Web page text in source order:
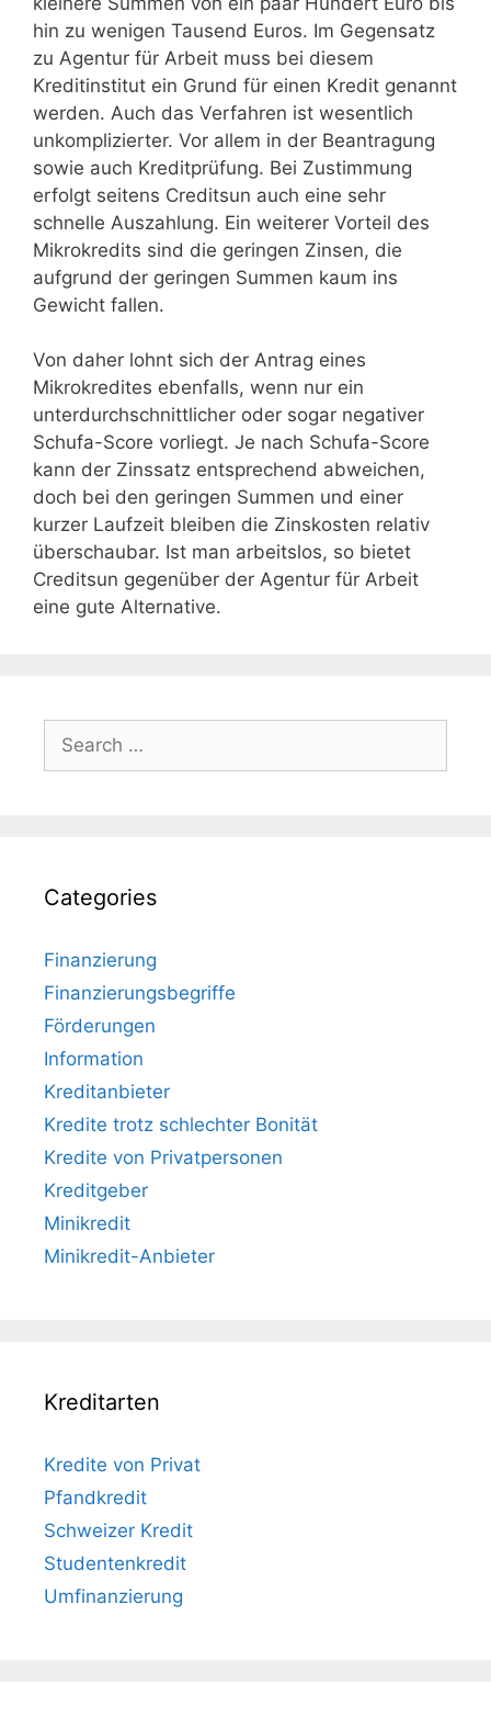
hin zu wenigen Tausend Euros. Im Gegensatz
zu Agentur für Arbeit muss bei diesem
Kreditinstitut ein Grund für einen Kredit genannt
werden. Auch das Verfahren ist wesentlich
unkomplizierter. Vor allem in der Beantragung
sowie auch Kreditprüfung. Bei Zustimmung
erfolgt seitens Creditsun auch eine sehr
schnelle Auszahlung. Ein weiterer Vorteil des
Mikrokredits sind die geringen Zinsen, die
aufgrund der geringen Summen kaum ins
Gewicht fallen.
Von daher lohnt sich der Antrag eines
Mikrokredites ebenfalls, wenn nur ein
unterdurchschnittlicher oder sogar negativer
Schufa-Score vorliegt. Je nach Schufa-Score
kann der Zinssatz entsprechend abweichen,
doch bei den geringen Summen und einer
kurzer Laufzeit bleiben die Zinskosten relativ
überschaubar. Ist man arbeitslos, so bietet
Creditsun gegenüber der Agentur für Arbeit
eine gute Alternative.
Search
for:
Categories
Finanzierung
Finanzierungsbegriffe
Förderungen
Information
Kreditanbieter
Kredite trotz schlechter Bonität
Kredite von Privatpersonen
Kreditgeber
Minikredit
Minikredit-Anbieter
Kreditarten
Kredite von Privat
Pfandkredit
Schweizer Kredit
Studentenkredit
Umfinanzierung